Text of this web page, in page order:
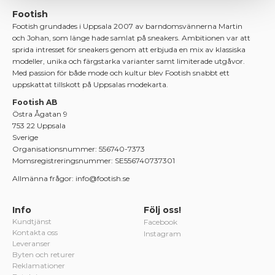
Footish
Footish grundades i Uppsala 2007 av barndomsvännerna Martin
och Johan, som länge hade samlat på sneakers. Ambitionen var att
sprida intresset för sneakers genom att erbjuda en mix av klassiska
modeller, unika och färgstarka varianter samt limiterade utgåvor.
Med passion för både mode och kultur blev Footish snabbt ett
uppskattat tillskott på Uppsalas modekarta.
Footish AB
Östra Ågatan 9
753 22 Uppsala
Sverige
Organisationsnummer: 556740-7373
Momsregistreringsnummer: SE556740737301
Allmänna frågor: info@footish.se
Info
Kundtjänst
Kontakta oss
Leveranser
Byten och returer
Reklamationer
Följ oss!
Facebook
Instagram